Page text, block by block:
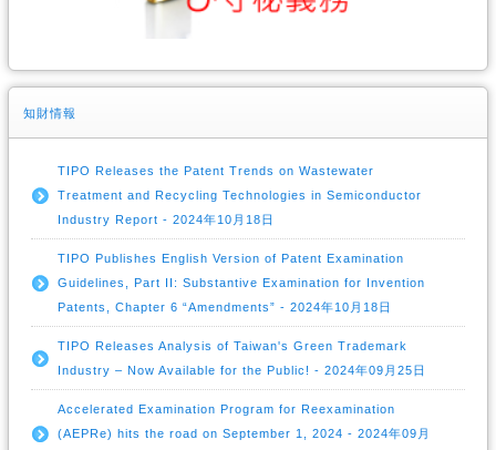
知財情報
TIPO Releases the Patent Trends on Wastewater
Treatment and Recycling Technologies in Semiconductor
Industry Report - 2024年10月18日
TIPO Publishes English Version of Patent Examination
Guidelines, Part II: Substantive Examination for Invention
Patents, Chapter 6 “Amendments” - 2024年10月18日
TIPO Releases Analysis of Taiwan's Green Trademark
Industry – Now Available for the Public! - 2024年09月25日
Accelerated Examination Program for Reexamination
(AEPRe) hits the road on September 1, 2024 - 2024年09月